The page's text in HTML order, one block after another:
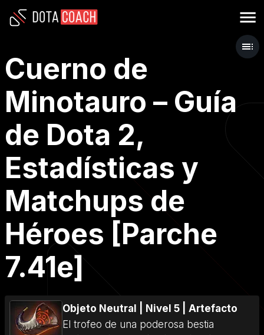
Cuerno de
Minotauro – Guía
de Dota 2,
Estadísticas y
Matchups de
Héroes [Parche
7.41e]
Objeto Neutral Nivel 5
Artefacto
El trofeo de una poderosa bestia